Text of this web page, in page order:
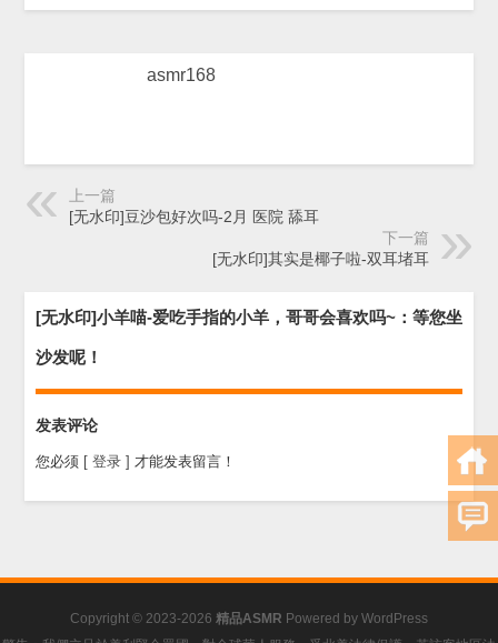
asmr168
上一篇
[无水印]豆沙包好次吗-2月 医院 舔耳
下一篇
[无水印]其实是椰子啦-双耳堵耳
[无水印]小羊喵-爱吃手指的小羊，哥哥会喜欢吗~：等您坐
沙发呢！
发表评论
您必须 [ 登录 ] 才能发表留言！
Copyright © 2023-2026 精品ASMR Powered by WordPress